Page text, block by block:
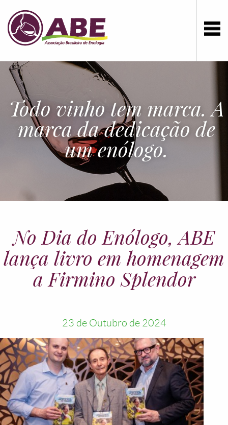
Todo vinho tem marca. A
marca da dedicação de
um enólogo.
No Dia do Enólogo, ABE
lança livro em homenagem
a Firmino Splendor
23 de Outubro de 2024